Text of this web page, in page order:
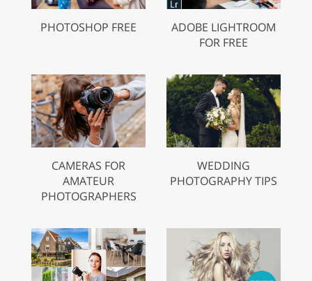
PHOTOSHOP FREE
ADOBE LIGHTROOM
FOR FREE
CAMERAS FOR
AMATEUR
PHOTOGRAPHERS
WEDDING
PHOTOGRAPHY TIPS